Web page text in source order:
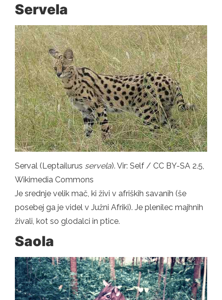
Servela
Serval (Leptailurus servela). Vir: Self / CC BY-SA 2.5,
Wikimedia Commons
Je srednje velik mač, ki živi v afriških savanih (še
posebej ga je videl v Južni Afriki). Je plenilec majhnih
živali, kot so glodalci in ptice.
Saola